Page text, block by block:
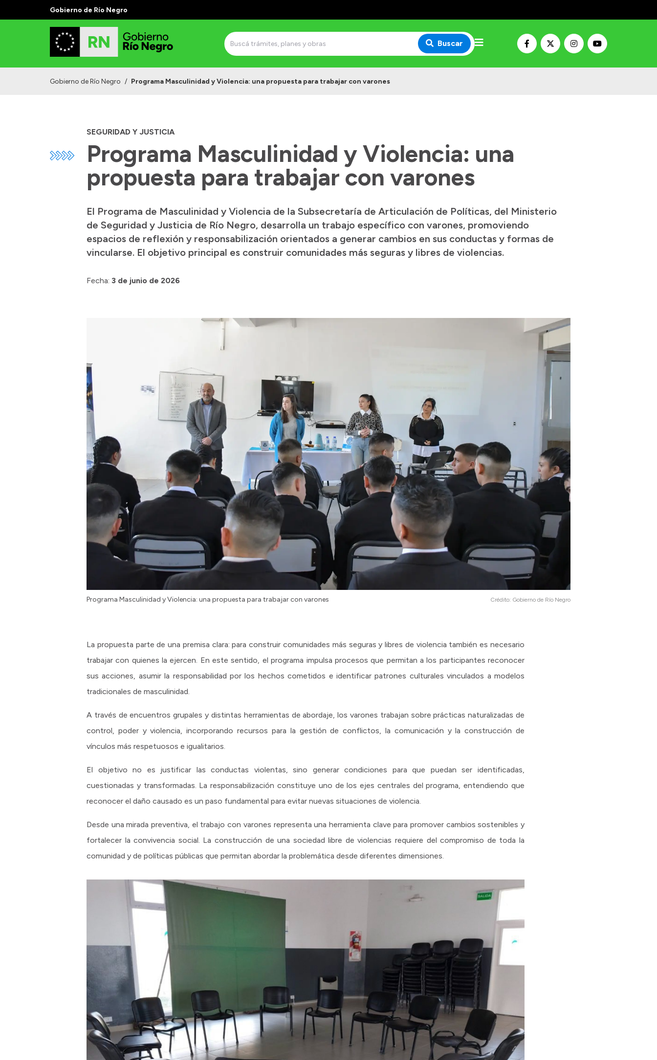
Gobierno de Río Negro
Buscar
Gobierno de Río Negro / Programa Masculinidad y Violencia: una propuesta para trabajar con varones
SEGURIDAD Y JUSTICIA
Programa Masculinidad y Violencia: una
propuesta para trabajar con varones
El Programa de Masculinidad y Violencia de la Subsecretaría de Articulación de Políticas, del Ministerio
de Seguridad y Justicia de Río Negro, desarrolla un trabajo específico con varones, promoviendo
espacios de reflexión y responsabilización orientados a generar cambios en sus conductas y formas de
vincularse. El objetivo principal es construir comunidades más seguras y libres de violencias.
Fecha: 3 de junio de 2026
Programa Masculinidad y Violencia: una propuesta para trabajar con varones Crédito: Gobierno de Río Negro
La propuesta parte de una premisa clara: para construir comunidades más seguras y libres de violencia también es necesario
trabajar con quienes la ejercen. En este sentido, el programa impulsa procesos que permitan a los participantes reconocer
sus acciones, asumir la responsabilidad por los hechos cometidos e identificar patrones culturales vinculados a modelos
tradicionales de masculinidad.
A través de encuentros grupales y distintas herramientas de abordaje, los varones trabajan sobre prácticas naturalizadas de
control, poder y violencia, incorporando recursos para la gestión de conflictos, la comunicación y la construcción de
vínculos más respetuosos e igualitarios.
El objetivo no es justificar las conductas violentas, sino generar condiciones para que puedan ser identificadas,
cuestionadas y transformadas. La responsabilización constituye uno de los ejes centrales del programa, entendiendo que
reconocer el daño causado es un paso fundamental para evitar nuevas situaciones de violencia.
Desde una mirada preventiva, el trabajo con varones representa una herramienta clave para promover cambios sostenibles y
fortalecer la convivencia social. La construcción de una sociedad libre de violencias requiere del compromiso de toda la
comunidad y de políticas públicas que permitan abordar la problemática desde diferentes dimensiones.